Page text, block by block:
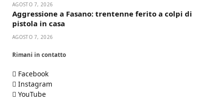
AGOSTO 7, 2026
Aggressione a Fasano: trentenne ferito a colpi di
pistola in casa
AGOSTO 7, 2026
Rimani in contatto
Facebook
Instagram
YouTube